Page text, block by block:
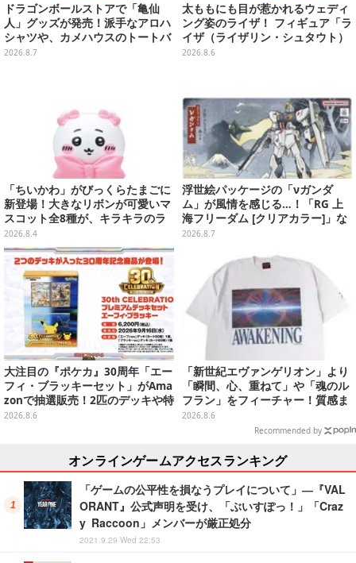
ドラゴンボールストアで「亀仙
人」グッズが発売！派手なアロハ
シャツや、カメハウスのトートバ
ッグなど夏らしいアイテムがズラ
2026.8.7
太ももにも目が惹かれるウェディ
ング姿のライザ！ フィギュア「ラ
イザ（ライザリン・シュタウト）
ウェディングStyle」が8月7日よ
2026.8.6
「ちいかわ」がびっくらたまごに
新登場！大きなリボンが可愛いマ
スコット全8種が、キラキラのラ
メ入り入浴剤から飛び出す
2026.8.4
浮世絵パッケージの「νガンダ
ム」が風情を感じる…！「RG 上
海フリーダム [クリアカラー]」な
どガンプラ2商品が8月順次発売
2026.8.7
大注目の『ポケカ』30周年「エー
フィ・ブラッキーセット」がAma
zonで抽選販売！2匹のデッキや特
別カードを収録
2026.8.6
「新世紀エヴァンゲリオン」より
「瞬間、心、重ねて」や「魂のル
フラン」をフィーチャー！質感ま
でこだわった高級Tシャツが8月7
2026.8.6
Recommended by
オンラインゲームアクセスランキング
「ゲームの公平性を損なうプレイについて」―『VAL
ORANT』公式声明を受け、「ぶいすぽっ！」「Craz
y Raccoon」メンバーが厳正処分
2021.9.29 Wed 22:53